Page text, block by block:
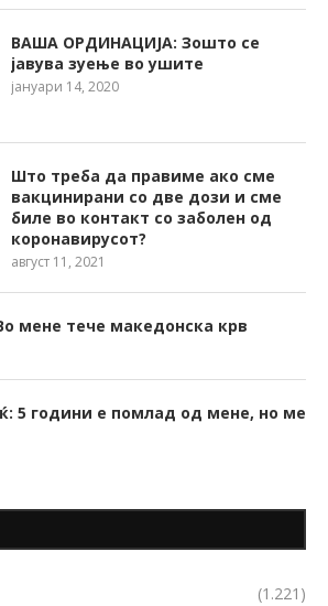
ВАША ОРДИНАЦИЈА: Зошто се
јавува зуење во ушите
јануари 14, 2020
Што треба да правиме ако сме
вакцинирани со две дози и сме
биле во контакт со заболен од
коронавирусот?
август 11, 2021
мене тече македонска крв
5 години е помлад од мене, но ме
(1.221)